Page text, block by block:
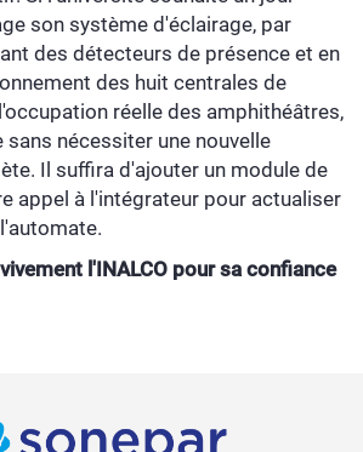
son système d'éclairage, par
des détecteurs de présence et en
des huit centrales de
réelle des amphithéâtres,
nécessiter une nouvelle
Il suffira d'ajouter un module de
appel à l'intégrateur pour actualiser
l'INALCO pour sa confiance